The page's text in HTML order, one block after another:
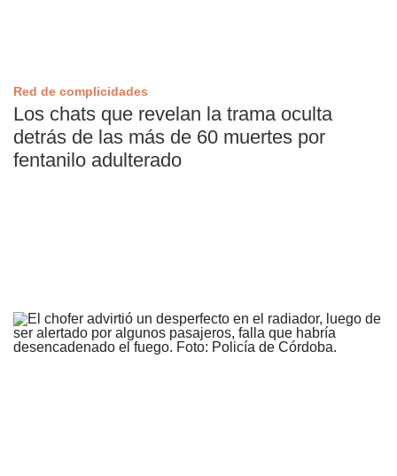
Red de complicidades
Los chats que revelan la trama oculta
detrás de las más de 60 muertes por
fentanilo adulterado